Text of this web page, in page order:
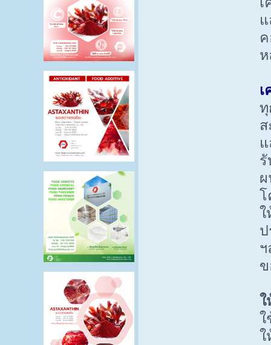
ทุ
ส
ผ
โ
ข
ใ
ใ